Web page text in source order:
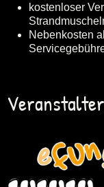
kostenloser
Nebenkosten
Veranstalter